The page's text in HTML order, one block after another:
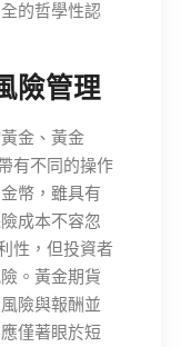
的哲學性認
險管理
金、黃金
有不同的操作
幣，雖具有
成本不容忽
性，但投資者
。黃金期貨
險與報酬並
僅著眼於短